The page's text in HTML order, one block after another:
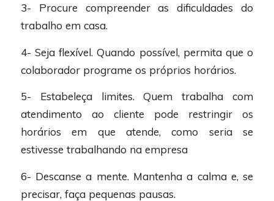
3- Procure compreender as dificuldades do
trabalho em casa.
4- Seja flexível. Quando possível, permita que o
colaborador programe os próprios horários.
5- Estabeleça limites. Quem trabalha com
atendimento ao cliente pode restringir os
horários em que atende, como seria se
estivesse trabalhando na empresa
6- Descanse a mente. Mantenha a calma e, se
precisar, faça pequenas pausas.